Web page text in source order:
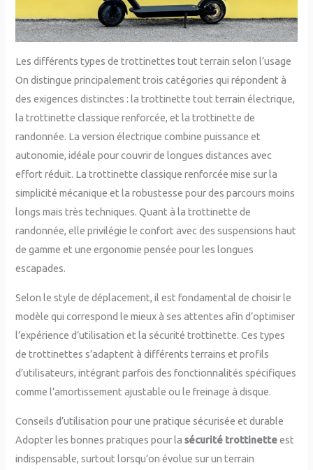
Les différents types de trottinettes tout terrain selon l’usage
On distingue principalement trois catégories qui répondent à
des exigences distinctes : la trottinette tout terrain électrique,
la trottinette classique renforcée, et la trottinette de
randonnée. La version électrique combine puissance et
autonomie, idéale pour couvrir de longues distances avec
effort réduit. La trottinette classique renforcée mise sur la
simplicité mécanique et la robustesse pour des parcours moins
longs mais très techniques. Quant à la trottinette de
randonnée, elle privilégie le confort avec des suspensions haut
de gamme et une ergonomie pensée pour les longues
escapades.
Selon le style de déplacement, il est fondamental de choisir le
modèle qui correspond le mieux à ses attentes afin d’optimiser
l’expérience d’utilisation et la sécurité trottinette. Ces types
de trottinettes s’adaptent à différents terrains et profils
d’utilisateurs, intégrant parfois des fonctionnalités spécifiques
comme l’amortissement ajustable ou le freinage à disque.
Conseils d’utilisation pour une pratique sécurisée et durable
Adopter les bonnes pratiques pour lasécurité trottinetteest
indispensable, surtout lorsqu’on évolue sur un terrain